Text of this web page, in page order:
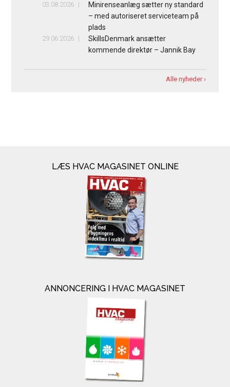
03.08.2026
Minirenseanlæg sætter ny standard
– med autoriseret serviceteam på
plads
29.06.2026
SkillsDenmark ansætter
kommende direktør – Jannik Bay
Alle nyheder ›
LÆS HVAC MAGASINET ONLINE
ANNONCERING I HVAC MAGASINET